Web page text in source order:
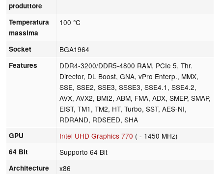
produttore
Temperatura
massima
100 °C
Socket BGA1964
Features
DDR4-3200/DDR5-4800 RAM, PCIe 5, Thr.
Director, DL Boost, GNA, vPro Enterp., MMX,
SSE, SSE2, SSE3, SSSE3, SSE4.1, SSE4.2,
AVX, AVX2, BMI2, ABM, FMA, ADX, SMEP, SMAP,
EIST, TM1, TM2, HT, Turbo, SST, AES-NI,
RDRAND, RDSEED, SHA
GPU Intel UHD Graphics 770 ( - 1450 MHz)
64 Bit Supporto 64 Bit
Architecture x86